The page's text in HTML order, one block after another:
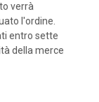
verrà
l'ordine.
entro sette
della merce